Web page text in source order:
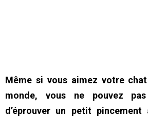
Même si vous aimez votre
monde, vous ne pouvez
d’éprouver un petit